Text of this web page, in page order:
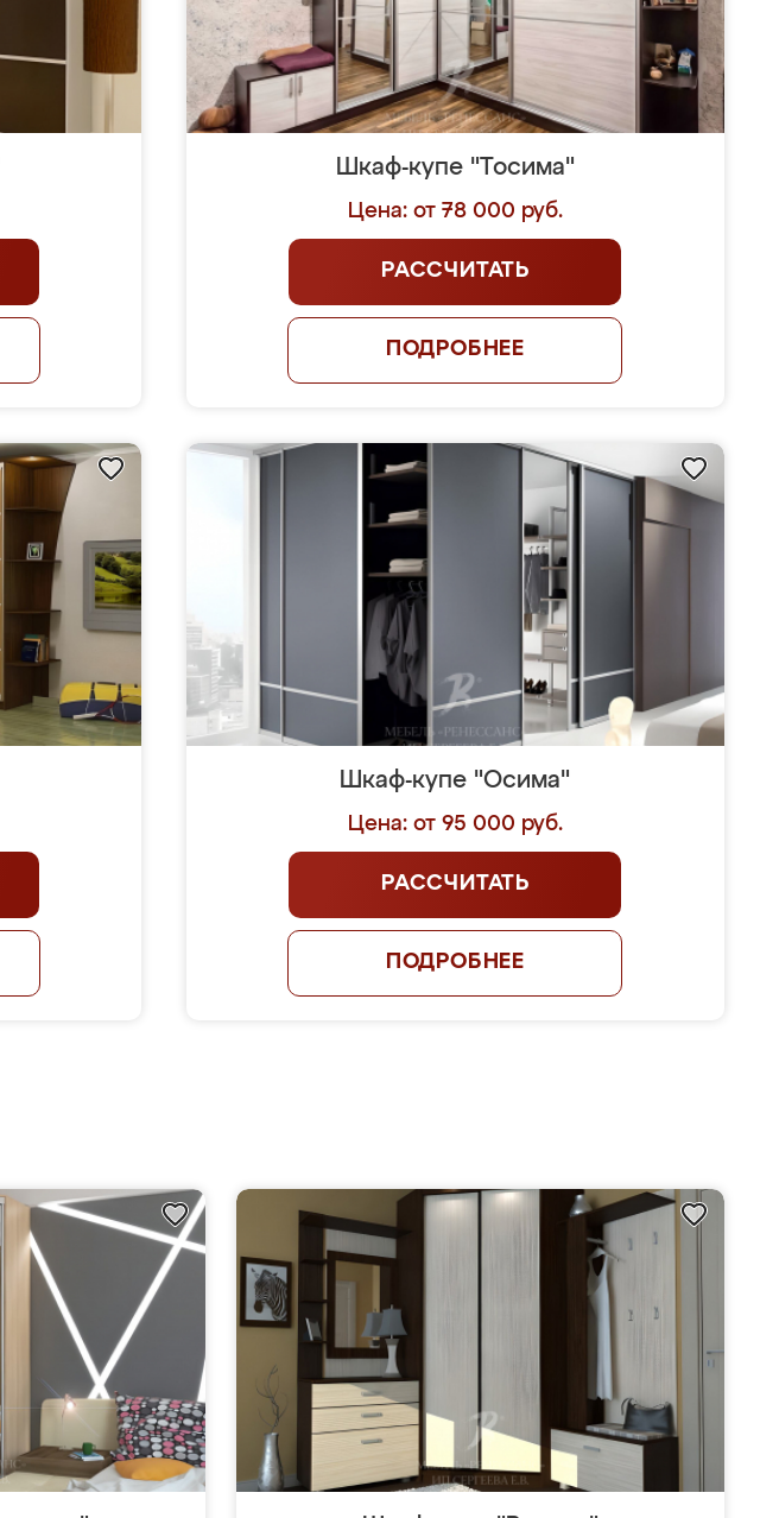
Шкаф-купе "Тосима"
Цена: от 78 000 руб.
РАССЧИТАТЬ
ПОДРОБНЕЕ
Шкаф-купе "Осима"
Цена: от 95 000 руб.
РАССЧИТАТЬ
ПОДРОБНЕЕ